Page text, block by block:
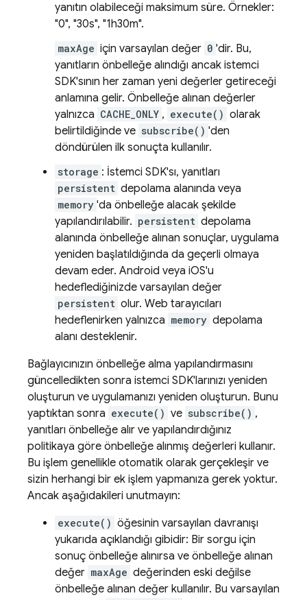
yanıtın olabileceği maksimum süre. Örnekler:
"0", "30s", "1h30m".
maxAge için varsayılan değer 0 'dir. Bu,
yanıtların önbelleğe alındığı ancak istemci
SDK'sının her zaman yeni değerler getireceği
anlamına gelir. Önbelleğe alınan değerler
yalnızca CACHE_ONLY , execute() olarak
belirtildiğinde ve subscribe() 'den
döndürülen ilk sonuçta kullanılır.
storage : İstemci SDK'sı, yanıtları
persistent depolama alanında veya
memory 'da önbelleğe alacak şekilde
yapılandırılabilir. persistent depolama
alanında önbelleğe alınan sonuçlar, uygulama
yeniden başlatıldığında da geçerli olmaya
devam eder. Android veya iOS'u
hedeflediğinizde varsayılan değer
persistent olur. Web tarayıcıları
hedeflenirken yalnızca memory depolama
alanı desteklenir.
Bağlayıcınızın önbelleğe alma yapılandırmasını
güncelledikten sonra istemci SDK'larınızı yeniden
oluşturun ve uygulamanızı yeniden oluşturun. Bunu
yaptıktan sonra execute() ve subscribe() ,
yanıtları önbelleğe alır ve yapılandırdığınız
politikaya göre önbelleğe alınmış değerleri kullanır.
Bu işlem genellikle otomatik olarak gerçekleşir ve
sizin herhangi bir ek işlem yapmanıza gerek yoktur.
Ancak aşağıdakileri unutmayın:
execute() öğesinin varsayılan davranışı
yukarıda açıklandığı gibidir: Bir sorgu için
sonuç önbelleğe alınırsa ve önbelleğe alınan
değer maxAge değerinden eski değilse
önbelleğe alınan değer kullanılır. Bu varsayılan